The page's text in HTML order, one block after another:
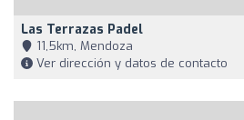
Las Terrazas Padel
11,5km, Mendoza
Ver dirección y datos de contacto